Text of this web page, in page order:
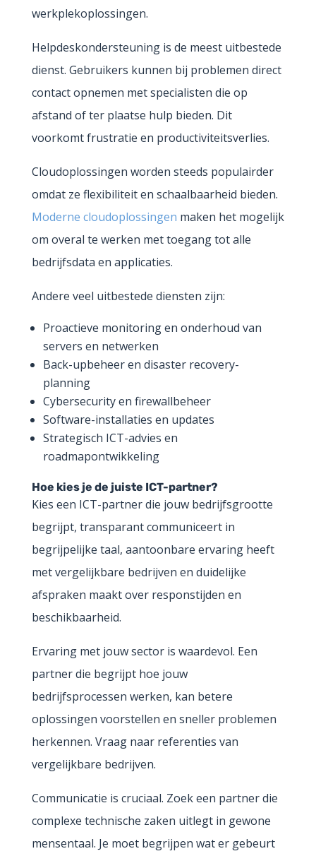
werkplekoplossingen.
Helpdeskondersteuning is de meest uitbestede
dienst. Gebruikers kunnen bij problemen direct
contact opnemen met specialisten die op
afstand of ter plaatse hulp bieden. Dit
voorkomt frustratie en productiviteitsverlies.
Cloudoplossingen worden steeds populairder
omdat ze flexibiliteit en schaalbaarheid bieden.
Moderne cloudoplossingen maken het mogelijk
om overal te werken met toegang tot alle
bedrijfsdata en applicaties.
Andere veel uitbestede diensten zijn:
Proactieve monitoring en onderhoud van
servers en netwerken
Back-upbeheer en disaster recovery-
planning
Cybersecurity en firewallbeheer
Software-installaties en updates
Strategisch ICT-advies en
roadmapontwikkeling
Hoe kies je de juiste ICT-partner?
Kies een ICT-partner die jouw bedrijfsgrootte
begrijpt, transparant communiceert in
begrijpelijke taal, aantoonbare ervaring heeft
met vergelijkbare bedrijven en duidelijke
afspraken maakt over responstijden en
beschikbaarheid.
Ervaring met jouw sector is waardevol. Een
partner die begrijpt hoe jouw
bedrijfsprocessen werken, kan betere
oplossingen voorstellen en sneller problemen
herkennen. Vraag naar referenties van
vergelijkbare bedrijven.
Communicatie is cruciaal. Zoek een partner die
complexe technische zaken uitlegt in gewone
mensentaal. Je moet begrijpen wat er gebeurt